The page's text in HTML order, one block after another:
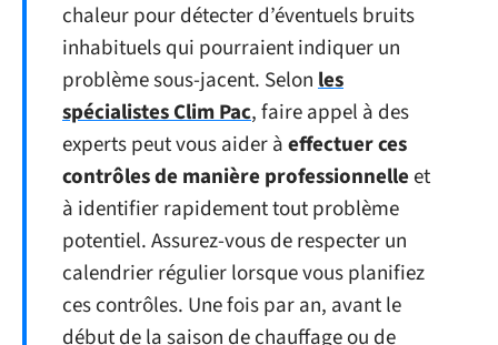
chaleur pour détecter d’éventuels bruits
inhabituels qui pourraient indiquer un
problème sous-jacent. Selonles
spécialistes Clim Pac, faire appel à des
experts peut vous aider àeffectuer ces
contrôles de manière professionnelleet
à identifier rapidement tout problème
potentiel. Assurez-vous de respecter un
calendrier régulier lorsque vous planifiez
ces contrôles. Une fois par an, avant le
début de la saison de chauffage ou de